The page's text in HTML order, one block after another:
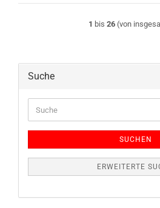
1 bis 26 (von
Suche
SUCHEN
ERWEITERTE